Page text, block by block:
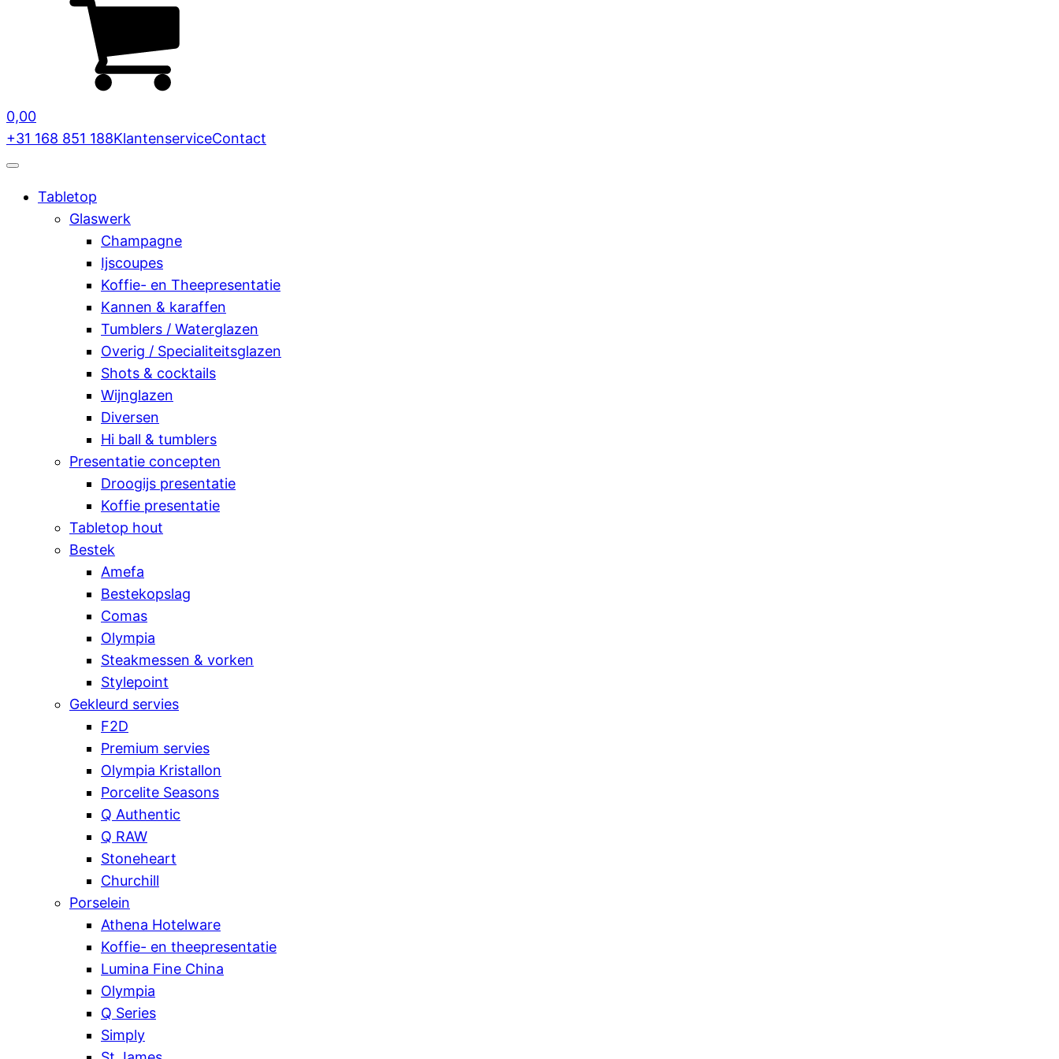
0,00
+31 168 851 188KlantenserviceContact
Tabletop
Glaswerk
Champagne
Ijscoupes
Koffie- en Theepresentatie
Kannen & karaffen
Tumblers / Waterglazen
Overig / Specialiteitsglazen
Shots & cocktails
Wijnglazen
Diversen
Hi ball & tumblers
Presentatie concepten
Droogijs presentatie
Koffie presentatie
Tabletop hout
Bestek
Amefa
Bestekopslag
Comas
Olympia
Steakmessen & vorken
Stylepoint
Gekleurd servies
F2D
Premium servies
Olympia Kristallon
Porcelite Seasons
Q Authentic
Q RAW
Stoneheart
Churchill
Porselein
Athena Hotelware
Koffie- en theepresentatie
Lumina Fine China
Olympia
Q Series
Simply